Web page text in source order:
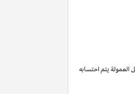
العمولة يتم احتسابه